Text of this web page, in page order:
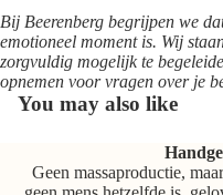
Bij Beerenberg begrijpen we
emotioneel moment is. Wij
zorgvuldig mogelijk te
opnemen voor vragen over je
You may also like
Geen massaproductie,